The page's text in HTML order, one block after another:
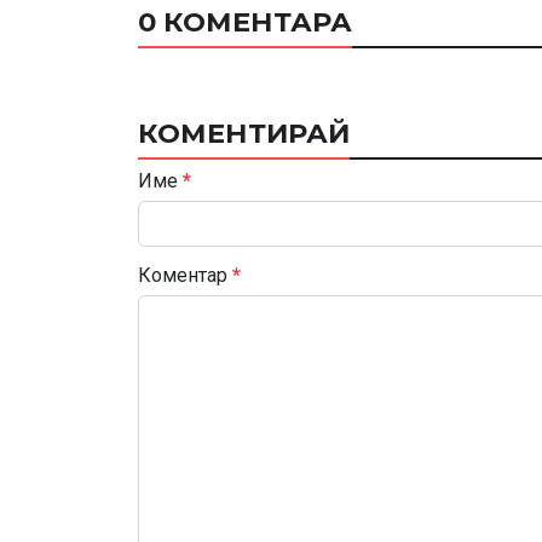
0 КОМЕНТАРА
КОМЕНТИРАЙ
Име *
Коментар *